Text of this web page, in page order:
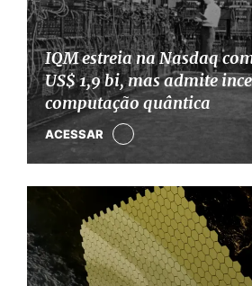
IQM estreia na Nasdaq
US$ 1,9 bi, mas admite
computação quântica
ACESSAR